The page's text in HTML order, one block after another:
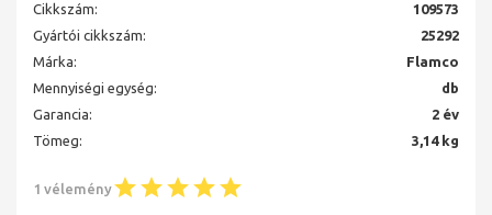
Cikkszám:
109573
Gyártói cikkszám:
25292
Márka:
Flamco
Mennyiségi egység:
db
Garancia:
2 év
Tömeg:
3,14 kg
1 vélemény